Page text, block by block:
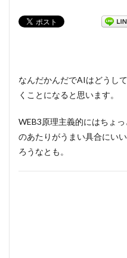
なんだかんだでAIはどうし
くことになると思います。
WEB3原理主義的にはちょ
のあたりがうまい具合にい
ろうなとも。